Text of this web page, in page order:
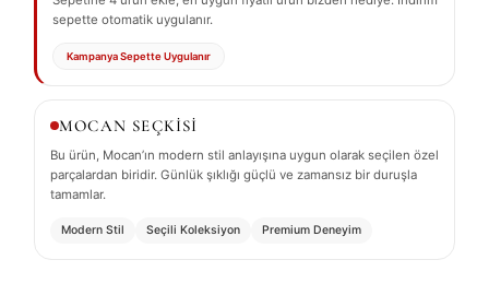
sepette otomatik uygulanır.
Kampanya Sepette Uygulanır
MOCAN SEÇKİSİ
Bu ürün, Mocan’ın modern stil anlayışına uygun olarak seçilen özel
parçalardan biridir. Günlük şıklığı güçlü ve zamansız bir duruşla
tamamlar.
Modern Stil Seçili Koleksiyon Premium Deneyim